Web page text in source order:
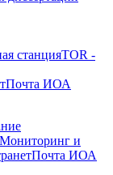
станцияTOR -
Почта ИОА
Мониторинг и
Почта ИОА